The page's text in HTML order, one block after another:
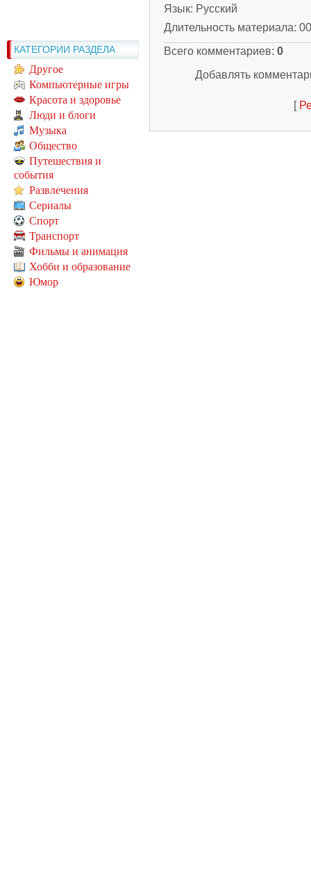
КАТЕГОРИИ РАЗДЕЛА
Другое
Компьютерные игры
Красота и здоровье
Люди и блоги
Музыка
Общество
Путешествия и
события
Развлечения
Сериалы
Спорт
Транспорт
Фильмы и анимация
Хобби и образование
Юмор
Язык: Русский
Длительность материала:
Всего комментариев: 0
Добавлять
[